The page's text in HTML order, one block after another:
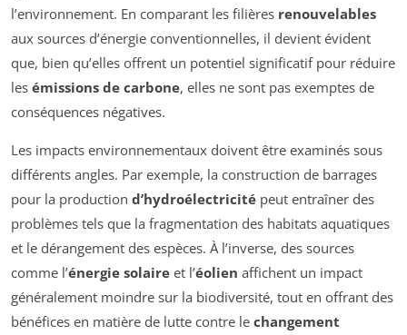
l’environnement. En comparant les filières renouvelables
aux sources d’énergie conventionnelles, il devient évident
que, bien qu’elles offrent un potentiel significatif pour réduire
les émissions de carbone, elles ne sont pas exemptes de
conséquences négatives.
Les impacts environnementaux doivent être examinés sous
différents angles. Par exemple, la construction de barrages
pour la production d’hydroélectricité peut entraîner des
problèmes tels que la fragmentation des habitats aquatiques
et le dérangement des espèces. À l’inverse, des sources
comme l’énergie solaire et l’éolien affichent un impact
généralement moindre sur la biodiversité, tout en offrant des
bénéfices en matière de lutte contre le changement